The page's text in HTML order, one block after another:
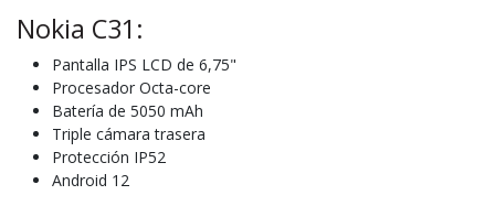
Nokia C31:
Pantalla IPS LCD de 6,75"
Procesador Octa-core
Batería de 5050 mAh
Triple cámara trasera
Protección IP52
Android 12